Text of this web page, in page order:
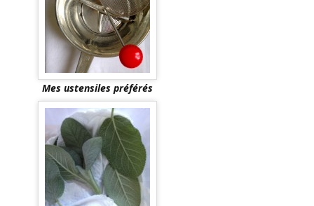
Mes ustensiles préférés